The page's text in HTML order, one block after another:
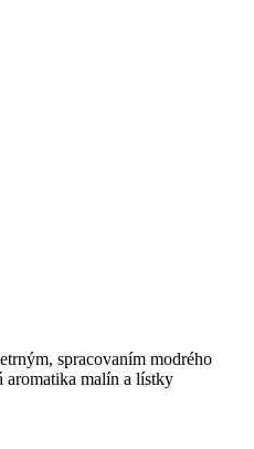
spracovaním modrého
aromatika malín a lístky